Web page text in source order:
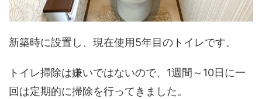
新築時に設置し、現在使用5年目のトイレです。
トイレ掃除は嫌いではないので、1週間～10日に一
回は定期的に掃除を行ってきました。